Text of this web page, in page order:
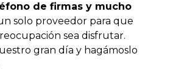
de firmas y mucho
solo proveedor para que
sea disfrutar.
gran día y hagámoslo